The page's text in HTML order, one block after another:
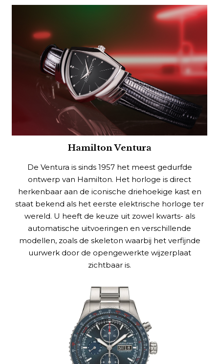
Hamilton Ventura
De Ventura is sinds 1957 het meest gedurfde
ontwerp van Hamilton. Het horloge is direct
herkenbaar aan de iconische driehoekige kast en
staat bekend als het eerste elektrische horloge ter
wereld. U heeft de keuze uit zowel kwarts- als
automatische uitvoeringen en verschillende
modellen, zoals de skeleton waarbij het verfijnde
uurwerk door de opengewerkte wijzerplaat
zichtbaar is.